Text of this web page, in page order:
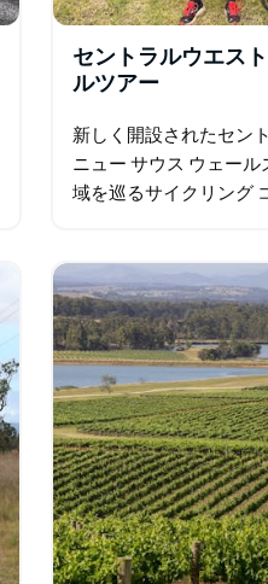
セントラルウエス
ルツアー
新しく開設されたセン
ニュー サウス ウェー
域を巡るサイクリング